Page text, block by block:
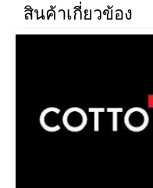
สินค้าเกี่ยวข้อง